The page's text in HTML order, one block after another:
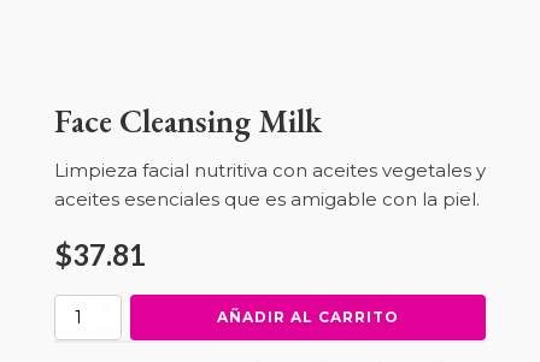
Face Cleansing Milk
Limpieza facial nutritiva con aceites vegetales y
aceites esenciales que es amigable con la piel.
$37.81
Face
Cleansing
AÑADIR AL CARRITO